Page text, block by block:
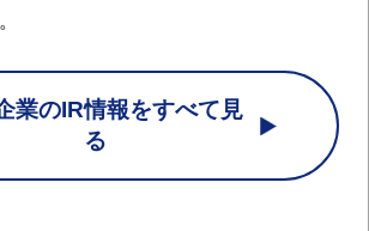
業のIR情報をすべて見
る